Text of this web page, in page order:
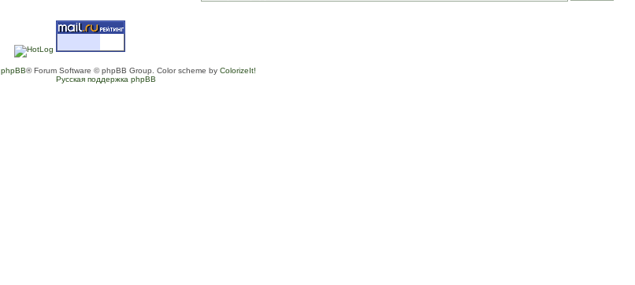
phpBB® Forum Software © phpBB Group. Color scheme by ColorizeIt!
Русская поддержка phpBB